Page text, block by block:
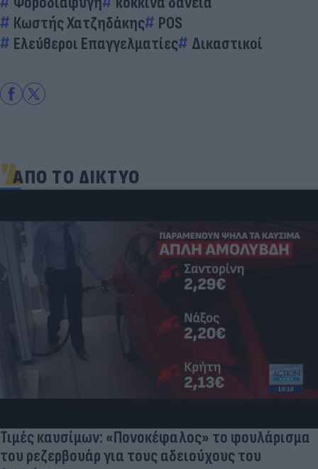
Κωστής Χατζηδάκης
POS
Ελεύθεροι Επαγγελματίες
Δικαστικοί
ΑΠΟ ΤΟ ΔΙΚΤΥΟ
Τιμές καυσίμων: «Πονοκέφαλος» το φουλάρισμα
του ρεζερβουάρ για τους αδειούχους του